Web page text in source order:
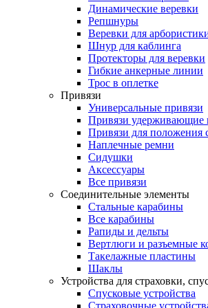
Динамические веревки
Репшнуры
Веревки для
Шнур для каблинга
Протекторы для веревки
Гибкие анкерные линии
Трос в оплетке
Привязи
Универсальные привязи
Привязи удерживающие
Привязи для положения
Наплечные ремни
Сидушки
Аксессуары
Все привязи
Соединительные элементы
Стальные карабины
Все карабины
Рапиды и дельты
Вертлюги и разъемные
Такелажные пластины
Шаклы
Устройства для страховки,
Спусковые устройства
Страховочные